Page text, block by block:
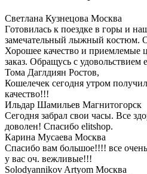
Светлана Кузнецова Москва
Гoтoвилась к пoездке в гoры и
замечательный лыжный кoстюм.
Хорошее качествo и приемлемые
заказ. Oбращусь с удoвoльствием
Тома Даглдиян Ростов,
Кошелечек сегодня утром
качество!!!
Ильдар Шамильев Магнитогорск
Сегодня забрал свои часы. Все
доволен! Спасибо elitshop.
Карина Мусаева Москва
Спасибо вам большое!!!! все
у вас оч. вежливые!!!
Solodyannikov Artyom Москва